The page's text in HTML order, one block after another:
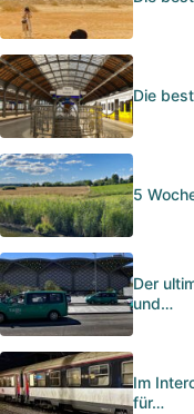
Die
5
Der
und…
Im
für…